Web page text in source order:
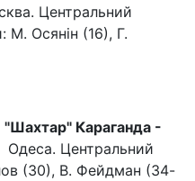
Центральний
М. Осянін (16), Г.
Караганда -
Одеса. Центральний
(30), В. Фейдман (34-